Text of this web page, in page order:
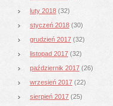
luty 2018 (32)
styczeń 2018 (30)
grudzień 2017 (32)
listopad 2017 (32)
październik 2017 (26)
wrzesień 2017 (22)
sierpień 2017 (25)